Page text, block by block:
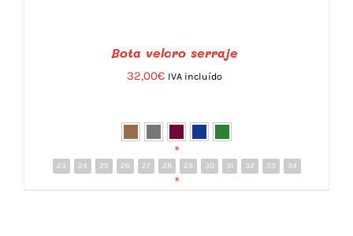
DETALLES
Bota velcro serraje
32,00€ IVA incluído
*
23 24 25 26 27 28 29 30 31 32 33 34
*